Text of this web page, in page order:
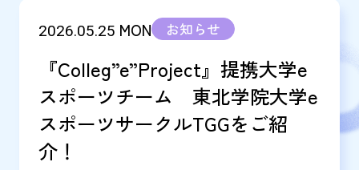
2026.05.25 MON お知らせ
『Colleg”e”Project』提携大学e
スポーツチーム 東北学院大学e
スポーツサークルTGGをご紹
介！